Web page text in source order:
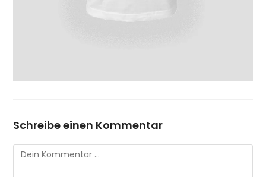
Schreibe einen Kommentar
Kommentar